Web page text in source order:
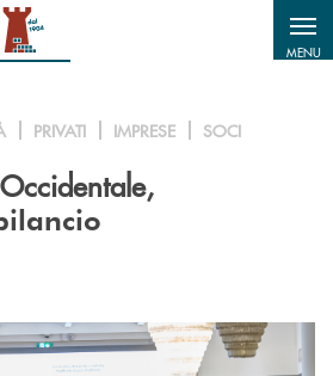
MENU
PRIVATI IMPRESE SOCI